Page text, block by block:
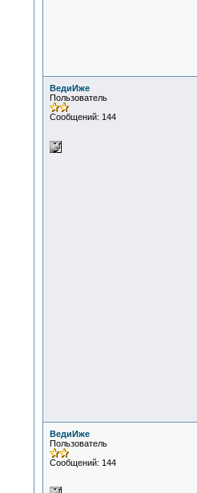
ВедиИже
Пользователь
Сообщений: 144
ВедиИже
Пользователь
Сообщений: 144